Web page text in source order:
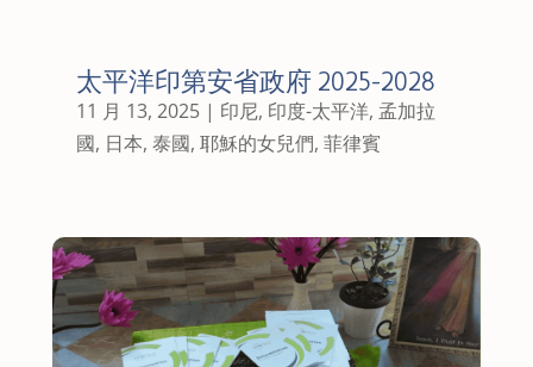
太平洋印第安省政府 2025-2028
11 月 13, 2025| 印尼, 印度-太平洋, 孟加拉
國, 日本, 泰國, 耶穌的女兒們, 菲律賓